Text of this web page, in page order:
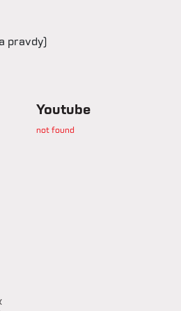
pravdy)
Youtube
not found